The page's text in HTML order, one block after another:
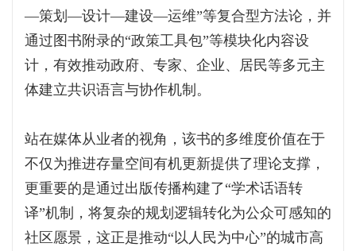
—策划—设计—建设—运维”等复合型方法论，并
通过图书附录的“政策工具包”等模块化内容设
计，有效推动政府、专家、企业、居民等多元主
体建立共识语言与协作机制。
站在媒体从业者的视角，该书的多维度价值在于
不仅为推进存量空间有机更新提供了理论支撑，
更重要的是通过出版传播构建了“学术话语转
译”机制，将复杂的规划逻辑转化为公众可感知的
社区愿景，这正是推动“以人民为中心”的城市高